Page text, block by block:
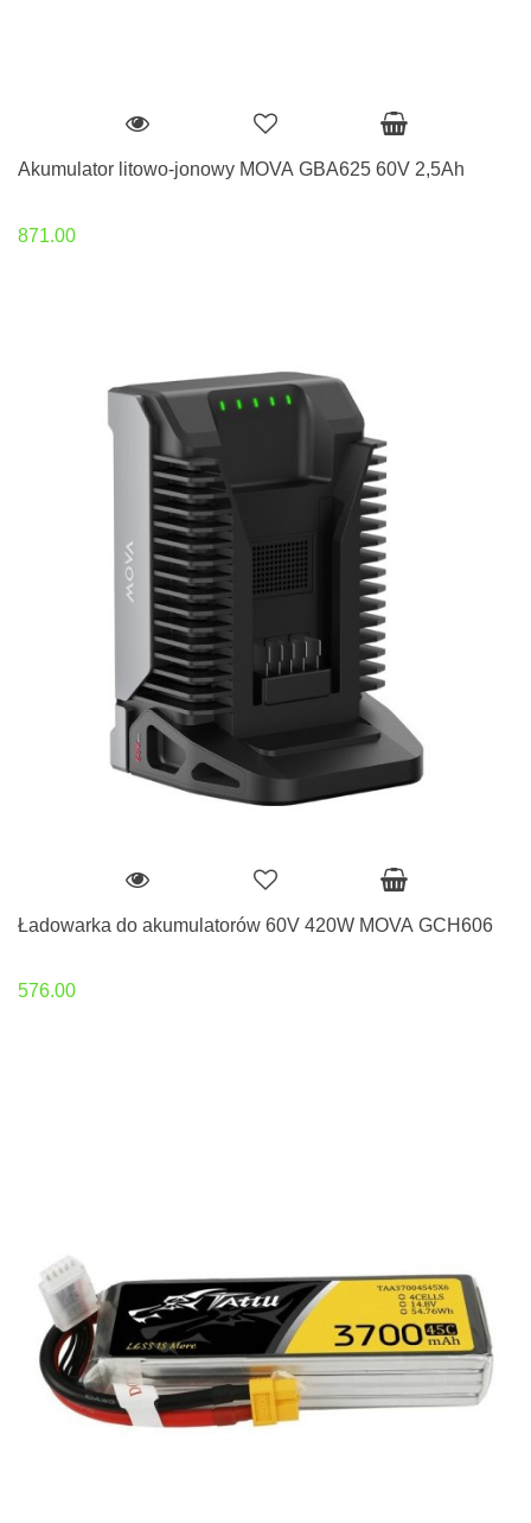
Akumulator litowo-jonowy MOVA GBA625 60V 2,5Ah
871.00
Ładowarka do akumulatorów 60V 420W MOVA GCH606
576.00